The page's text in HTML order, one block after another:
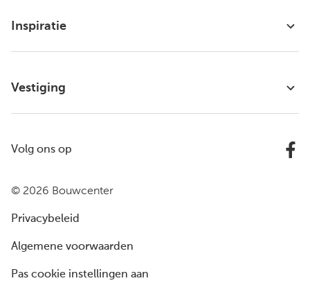
Inspiratie
Vestiging
© 2026 Bouwcenter
Privacybeleid
Algemene voorwaarden
Pas cookie instellingen aan
Volg ons op